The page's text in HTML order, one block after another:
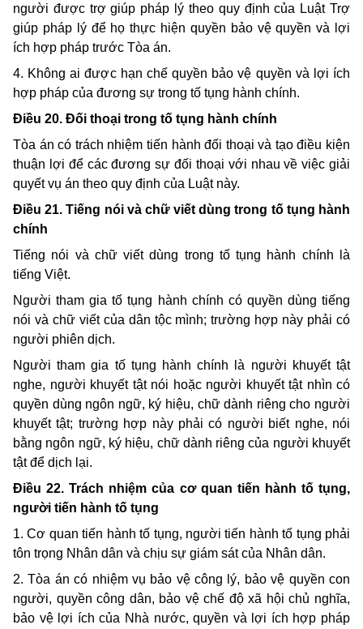
người được trợ giúp pháp lý theo quy định của Luật Trợ
giúp pháp lý để họ thực hiện quyền bảo vệ quyền và lợi
ích hợp pháp trước Tòa án.
4. Không ai được hạn chế quyền bảo vệ quyền và lợi ích
hợp pháp của đương sự trong tố tụng hành chính.
Điều 20. Đối thoại trong tố tụng hành chính
Tòa án có trách nhiệm tiến hành đối thoại và tạo điều kiện
thuận lợi để các đương sự đối thoại với nhau về việc giải
quyết vụ án theo quy định của Luật này.
Điều 21. Tiếng nói và chữ viết dùng trong tố tụng hành
chính
Tiếng nói và chữ viết dùng trong tố tụng hành chính là
tiếng Việt.
Người tham gia tố tụng hành chính có quyền dùng tiếng
nói và chữ viết của dân tộc mình; trường hợp này phải có
người phiên dịch.
Người tham gia tố tụng hành chính là người khuyết tật
nghe, người khuyết tật nói hoặc người khuyết tật nhìn có
quyền dùng ngôn ngữ, ký hiệu, chữ dành riêng cho người
khuyết tật; trường hợp này phải có người biết nghe, nói
bằng ngôn ngữ, ký hiệu, chữ dành riêng của người khuyết
tật để dịch lại.
Điều 22. Trách nhiệm của cơ quan tiến hành tố tụng,
người tiến hành tố tụng
1. Cơ quan tiến hành tố tụng, người tiến hành tố tụng phải
tôn trọng N hân dân và chịu sự giám sát của N hân dân.
2. Tòa án có nhiệm vụ bảo vệ công lý, bảo vệ quyền con
người, quyền công dân, bảo vệ chế độ xã hội chủ nghĩa,
bảo vệ lợi ích của Nhà nước, quyền và lợi ích hợp pháp